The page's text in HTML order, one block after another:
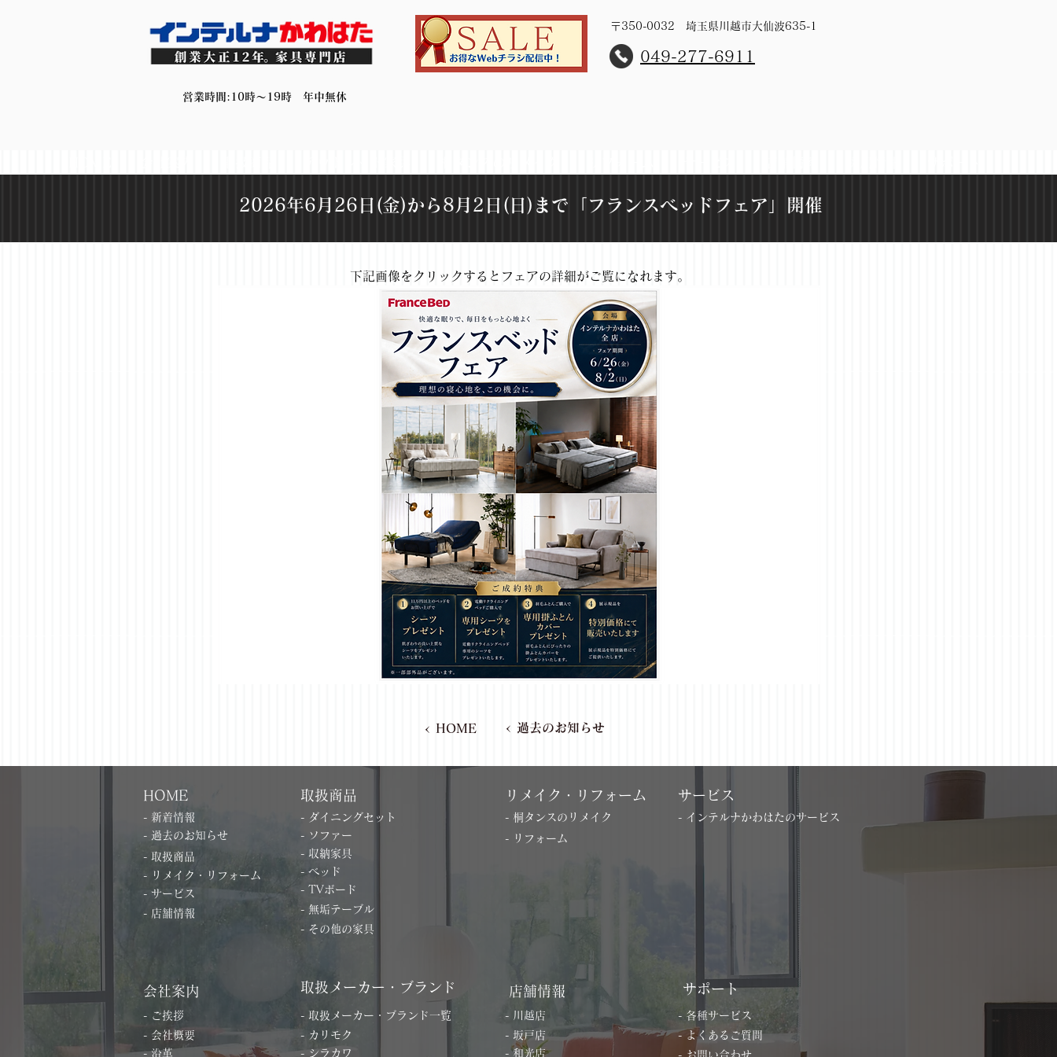
〒350-0032 埼玉県川越市大仙波635-1
​049-277-6911
営業時間:10時～19時 年中無休
下記画像をクリックするとフェアの詳細がご覧になれます。
< HOME < 過去のお知らせ
2026年6月26日(金)から8月2日(日)まで「フランスベッドフェア」開催​
HOME
- 新着情報
- 過去のお知らせ
- 取扱商品
- リメイク・リフォーム
- サービス
- 店舗情報
取扱商品
- ダイニングセット
- ソファー
- 収納家具
- ベッド
- TVボード
- 無垢テーブル
リメイク・リフォーム
- 桐タンスのリメイク
サービス
- インテルナかわはたのサービス
- リフォーム
- その他の家具
会社案内
- ご挨拶
- 会社概要
- 沿革
取扱メーカー・ブランド
- 取扱メーカー・ブランド一覧
- カリモク
- シラカワ
店舗情報
- 川越店
- 坂戸店
- 和光店
サポート
- 各種サービス
- よくあるご質問